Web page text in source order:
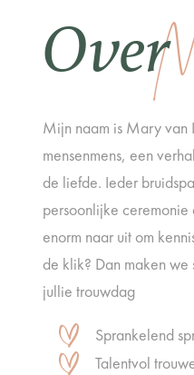
Over
Mijn naam is Mary van
mensenmens, een
de liefde. Ieder
persoonlijke
enorm naar uit om
de klik? Dan maken
jullie trouwdag
Sprankelend
Talentvol